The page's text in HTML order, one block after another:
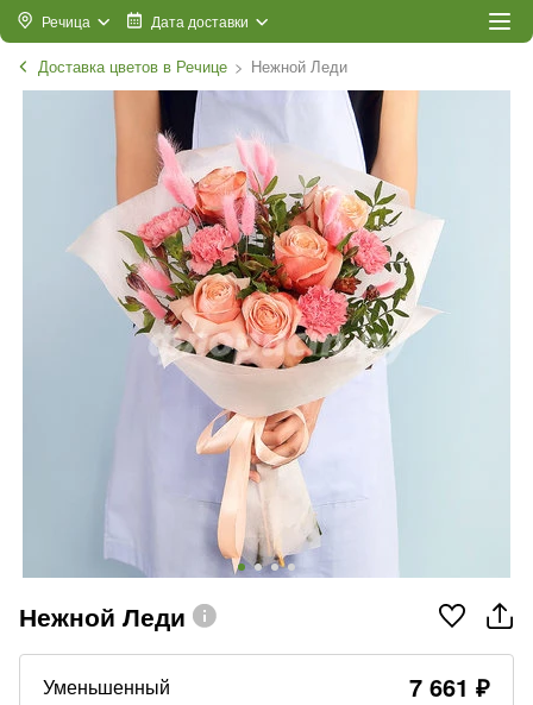
Речица Дата доставки
Доставка цветов в Речице Нежной Леди
Нежной Леди
Уменьшенный 7 661 ₽